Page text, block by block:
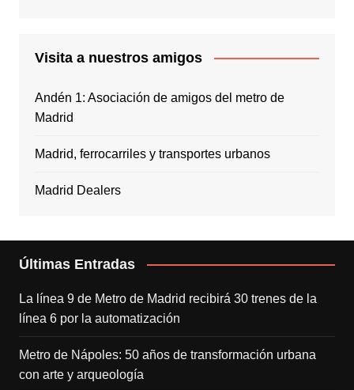
Visita a nuestros amigos
Andén 1: Asociación de amigos del metro de
Madrid
Madrid, ferrocarriles y transportes urbanos
Madrid Dealers
Últimas Entradas
La línea 9 de Metro de Madrid recibirá 30 trenes de la
línea 6 por la automatización
Metro de Nápoles: 50 años de transformación urbana
con arte y arqueología